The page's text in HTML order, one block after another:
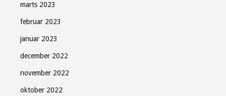
marts 2023
februar 2023
januar 2023
december 2022
november 2022
oktober 2022